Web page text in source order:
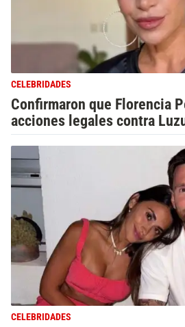
CELEBRIDADES
Confirmaron que Florencia
acciones legales contra
CELEBRIDADES